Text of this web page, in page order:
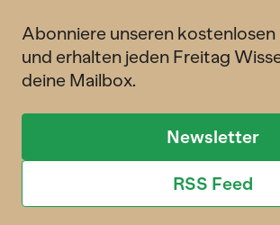
Abonniere unseren
und erhalten jeden Freitag
deine Mailbox.
Newsletter
RSS Feed